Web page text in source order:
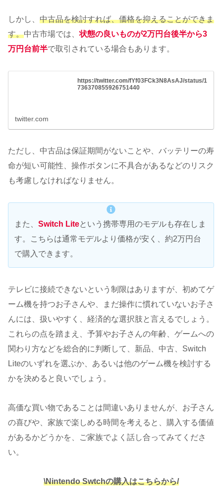
しかし、 中古品を検討すれば、価格を抑えることができま
す。中古市場では、状態の良いものが2万円台後半から3
万円台前半で取引されている場合もあります。
https://twitter.com/fYf03FCk3N8AsAJ/status/1
736370855926751440
twitter.com
ただし、中古品は保証期間がないことや、バッテリーの寿
命が短い可能性、操作ボタンに不具合があるなどのリスク
も考慮しなければなりません。
また、 Switch Liteという携帯専用のモデルも存在しま
す。こちらは通常モデルより価格が安く、約2万円台
で購入できます。
テレビに接続できないという制限はありますが、初めてゲ
ーム機を持つお子さんや、まだ操作に慣れていないお子さ
んには、扱いやすく、経済的な選択肢と言えるでしょう。
これらの点を踏まえ、予算やお子さんの年齢、ゲームへの
関わり方などを総合的に判断して、新品、中古、Switch
Liteのいずれを選ぶか、あるいは他のゲーム機を検討する
かを決めると良いでしょう。
高価な買い物であることは間違いありませんが、お子さん
の喜びや、家族で楽しめる時間を考えると、購入する価値
があるかどうかを、ご家族でよく話し合ってみてくださ
い。
\Nintendo Swtchの購入はこちらから/